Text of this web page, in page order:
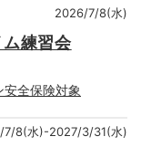
2026/7/8(水)
練習会
安全保険対象
7/8(水)-2027/3/31(水)